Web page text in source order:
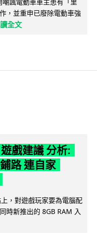
，並重申已廢除電動車強
全文
戲建議 分析:
路 連自家
，對遊戲玩家要為電腦配
時新推出的 8GB RAM 入